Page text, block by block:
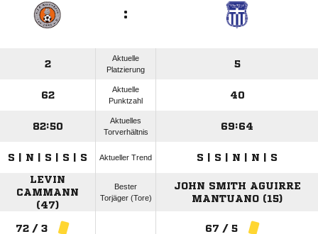
:
2
Aktuelle
Platzierung
5
62
Aktuelle
Punktzahl
40
82:50
Aktuelles
Torverhältnis
69:64
S | N | S | S | S Aktueller Trend S | S | N | N | S
LEVIN
CAMMANN
(47)
Bester
Torjäger (Tore)
JOHN SMITH AGUIRRE
MANTUANO (15)
72 / 3 67 / 5